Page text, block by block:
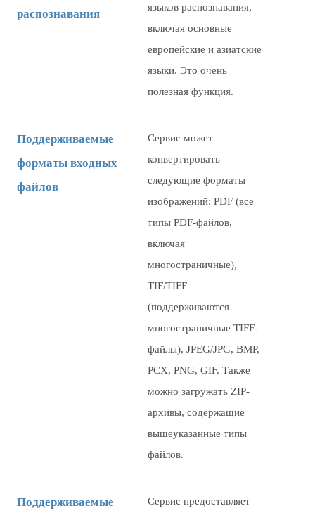
распознавания
языков распознавания,
включая основные
европейские и азиатские
языки. Это очень
полезная функция.
Поддерживаемые
форматы входных
файлов
Сервис может
конвертировать
следующие форматы
изображений: PDF (все
типы PDF-файлов,
включая
многостраничные),
TIF/TIFF
(поддерживаются
многостраничные TIFF-
файлы), JPEG/JPG, BMP,
PCX, PNG, GIF. Также
можно загружать ZIP-
архивы, содержащие
вышеуказанные типы
файлов.
Поддерживаемые
Сервис предоставляет